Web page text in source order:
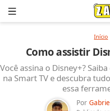
Menu
Início
Como assistir
Você assina o Disney+?
na Smart TV e descubra
essa
Por